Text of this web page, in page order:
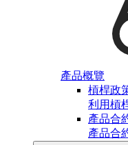
產品概覽
槓桿政
利用槓
產品合
產品合